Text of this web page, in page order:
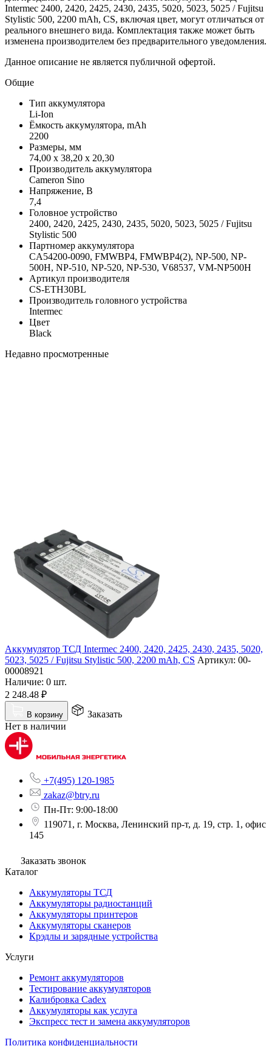
Intermec 2400, 2420, 2425, 2430, 2435, 5020, 5023, 5025 / Fujitsu
Stylistic 500, 2200 mAh, CS, включая цвет, могут отличаться от
реального внешнего вида. Комплектация также может быть
изменена производителем без предварительного уведомления.
Данное описание не является публичной офертой.
Общие
Тип аккумулятора
Li-Ion
Ёмкость аккумулятора, mAh
2200
Размеры, мм
74,00 x 38,20 x 20,30
Производитель аккумулятора
Cameron Sino
Напряжение, В
7,4
Головное устройство
2400, 2420, 2425, 2430, 2435, 5020, 5023, 5025 / Fujitsu
Stylistic 500
Партномер аккумулятора
CA54200-0090, FMWBP4, FMWBP4(2), NP-500, NP-
500H, NP-510, NP-520, NP-530, V68537, VM-NP500H
Артикул производителя
CS-ETH30BL
Производитель головного устройства
Intermec
Цвет
Black
Недавно просмотренные
Аккумулятор ТСД Intermec 2400, 2420, 2425, 2430, 2435, 5020,
5023, 5025 / Fujitsu Stylistic 500, 2200 mAh, CS Артикул: 00-
00008921
Наличие: 0 шт.
2 248.48 ₽
В корзину
Заказать
Нет в наличии
+7(495) 120-1985
zakaz@btry.ru
Пн-Пт: 9:00-18:00
119071, г. Москва, Ленинский пр-т, д. 19, стр. 1, офис
145
Заказать звонок
Каталог
Аккумуляторы ТСД
Аккумуляторы радиостанций
Аккумуляторы принтеров
Аккумуляторы сканеров
Крэдлы и зарядные устройства
Услуги
Ремонт аккумуляторов
Тестирование аккумуляторов
Калибровка Cadex
Аккумуляторы как услуга
Экспресс тест и замена аккумуляторов
Политика конфиденциальности